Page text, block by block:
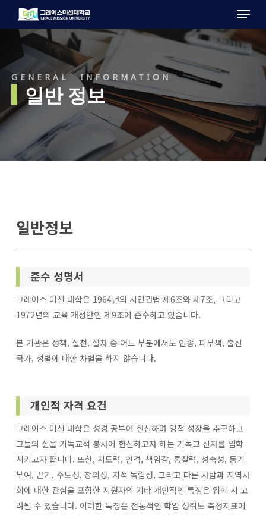
main
content
Menu
GENERAL INFORMATION
일반 정보
일반정보
준수 성명서
그레이스 미션 대학은 1964년의 시민권법 제6조와 제7조, 그리고
1972년의 교육 개정안인 제9조에 준수하고 있습니다.
본 기관은 정책, 실천, 절차 중 어느 부분에서도 인종, 피부색, 출신
국가, 성별에 대한 차별을 하지 않습니다.
개인적 자격 요건
그레이스 미션 대학은 성경 공부에 헌신하며 영적 성장을 추구하고
그들의 삶을 기독교적 봉사에 헌신하고자 하는 기독교 신자를 입학
시키고자 합니다. 또한, 지도력, 인격, 책임감, 통찰력, 성숙성, 동기
부여, 끈기, 주도성, 창의성, 지적 독립성, 그리고 다른 사람과 지역사
회에 대한 관심을 포함한 지원자의 기타 개인적인 특징은 입학 시 고
려될 수 있습니다. 이러한 특징은 전통적인 학업 성취도 측정지표에